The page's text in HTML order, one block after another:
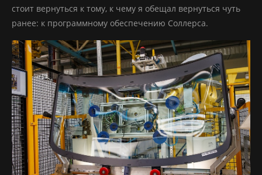
стоит вернуться к тому, к чему я обещал вернуться чуть
ранее: к программному обеспечению Соллерса.